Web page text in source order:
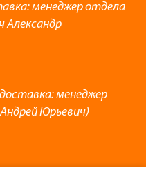
менеджер отдела
Александр
менеджер
Юрьевич)